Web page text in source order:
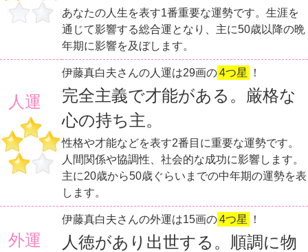
あなたの人生を表す1番重要な運勢です。生涯を
通じて影響する総合運となり、主に50歳以降の晩
年期に影響を及ぼします。
人運
伊藤真白夫さんの人運は29画の4つ星 ！
完全主義で才能がある。厳格な
心の持ち主。
性格や才能などを表す2番目に重要な運勢です。
人間関係や協調性、社会的な成功に影響します。
主に20歳から50歳ぐらいまでの中年期の運勢を表
します。
外運
伊藤真白夫さんの外運は15画の4つ星 ！
人徳があり出世する。順調に物